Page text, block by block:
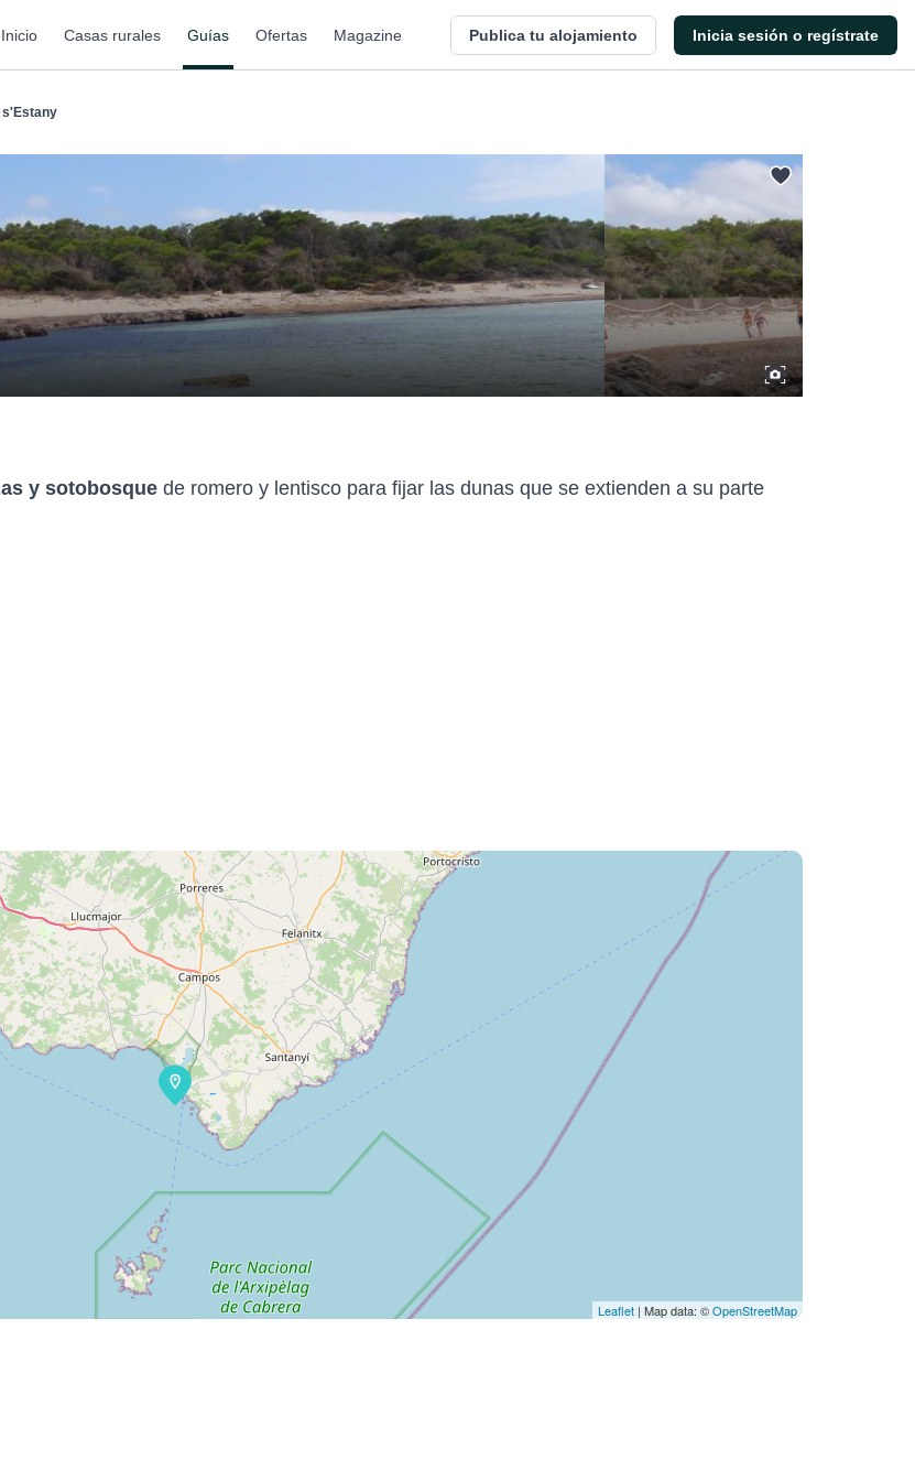
Inicio Casas rurales Guías Ofertas Magazine Publica tu alojamiento Inicia sesión o regístrate
s'Estany
y sotobosque de romero y lentisco para fijar las dunas que se extienden a su parte
Leaflet | Map data: ©OpenStreetMap